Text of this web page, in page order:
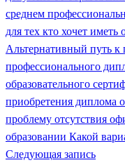
среднем
для тех кто хочет
Альтернативный путь к
профессионального
образовательного
приобретения диплома
проблему отсутствия
образовании Какой
Следующая запись